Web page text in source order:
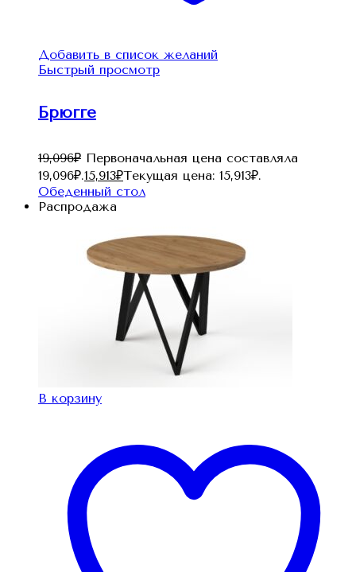
Добавить в список желаний
Быстрый просмотр
Брюгге
19,096₽ Первоначальная цена составляла
19,096₽.15,913₽Текущая цена: 15,913₽.
Обеденный стол
Распродажа
В корзину